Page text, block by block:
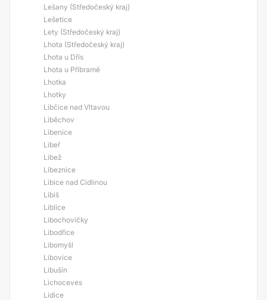
Lešany (Středočeský kraj)
Lešetice
Lety (Středočeský kraj)
Lhota (Středočeský kraj)
Lhota u Dřís
Lhota u Příbramě
Lhotka
Lhotky
Libčice nad Vltavou
Liběchov
Libenice
Libeř
Libež
Líbeznice
Libice nad Cidlinou
Libiš
Liblice
Libochovičky
Libodřice
Libomyšl
Libovice
Libušín
Lichoceves
Lidice